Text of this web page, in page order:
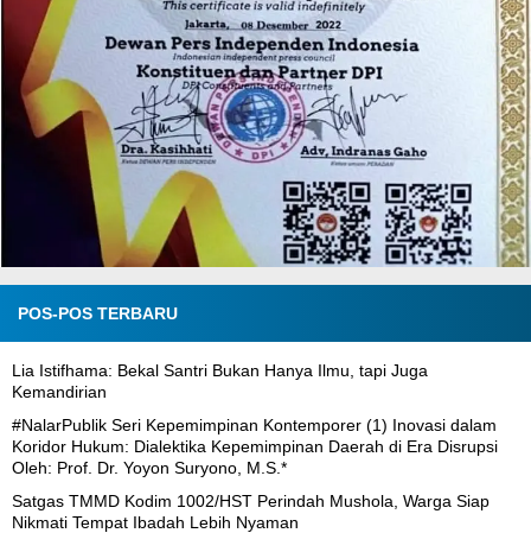
POS-POS TERBARU
Lia Istifhama: Bekal Santri Bukan Hanya Ilmu, tapi Juga
Kemandirian
#NalarPublik Seri Kepemimpinan Kontemporer (1) Inovasi dalam
Koridor Hukum: Dialektika Kepemimpinan Daerah di Era Disrupsi
Oleh: Prof. Dr. Yoyon Suryono, M.S.*
Satgas TMMD Kodim 1002/HST Perindah Mushola, Warga Siap
Nikmati Tempat Ibadah Lebih Nyaman